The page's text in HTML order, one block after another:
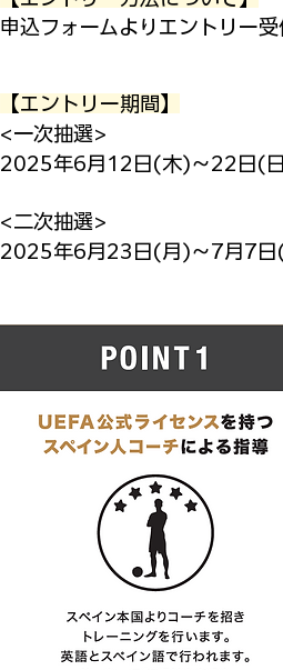
申込フォームよりエントリー
【エントリー期間】
<一次抽選>
2025年6月12日(木)～22日
<二次抽選>
2025年6月23日(月)～7月7